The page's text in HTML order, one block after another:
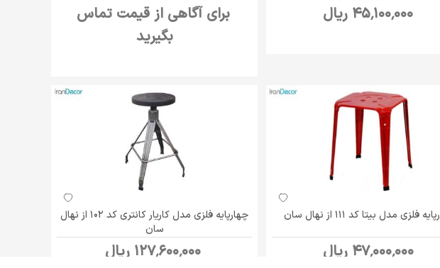
45٬100٬000 ریال
برای آگاهی از قیمت تماس
بگیرید
فلزی مدل بیتا کد 111 از نهال سان
47٬000٬000 ریال
چهارپایه فلزی مدل کاریار کانتری کد 102 از نهال
سان
127٬600٬000 ریال